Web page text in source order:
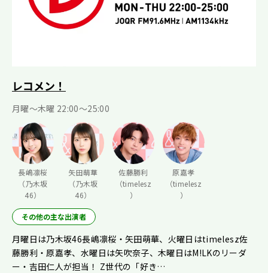
レコメン！
月曜〜木曜 22:00〜25:00
長嶋凛桜
（乃木坂
46）
矢田萌華
（乃木坂
46）
佐藤勝利
（timelesz
）
原嘉孝
（timelesz
）
その他の主な出演者
月曜日は乃木坂46長嶋凛桜・矢田萌華、火曜日はtimelesz佐
藤勝利・原嘉孝、水曜日は矢吹奈子、木曜日はM!LKのリーダ
ー・吉田仁人が担当！ Z世代の「好き…